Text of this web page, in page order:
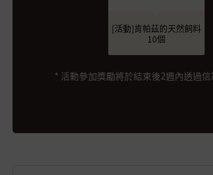
[活動]肯帕茲的天然飼料
10個
* 活動參加獎勵將於結束後2週內透過信